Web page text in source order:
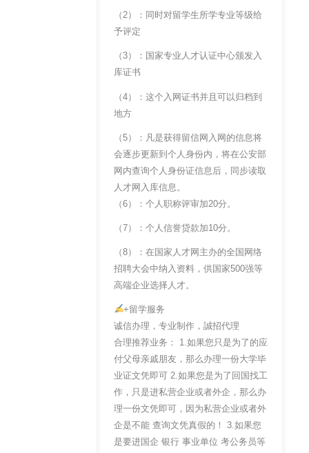
（2）：同时对留学生所学专业等级给
予评定
（3）：国家专业人才认证中心颁发入
库证书
（4）：这个入网证书并且可以归档到
地方
（5）：凡是获得留信网入网的信息将
会逐步更新到个人身份内，将在公安部
网内查询个人身份证信息后，同步读取
人才网入库信息。
（6）：个人职称评审加20分。
（7）：个人信誉贷款加10分。
（8）：在国家人才网主办的全国网络
招聘大会中纳入资料，供国家500强等
高端企业选择人才。
+留学服务
诚信办理，专业制作，誠招代理
合理推荐业务： 1.如果您只是为了的应
付父母亲戚朋友，那么办理一份大学毕
业证文凭即可 2.如果您是为了回国找工
作，只是进私营企业或者外企，那么办
理一份文凭即可，因为私营企业或者外
企是不能 查询文凭真假的！ 3.如果您
是要进国企 银行 事业单位 考公务员等